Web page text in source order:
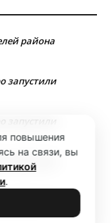
района
запустили
запустили
запустили
запустили
повышения
на связи, вы
.